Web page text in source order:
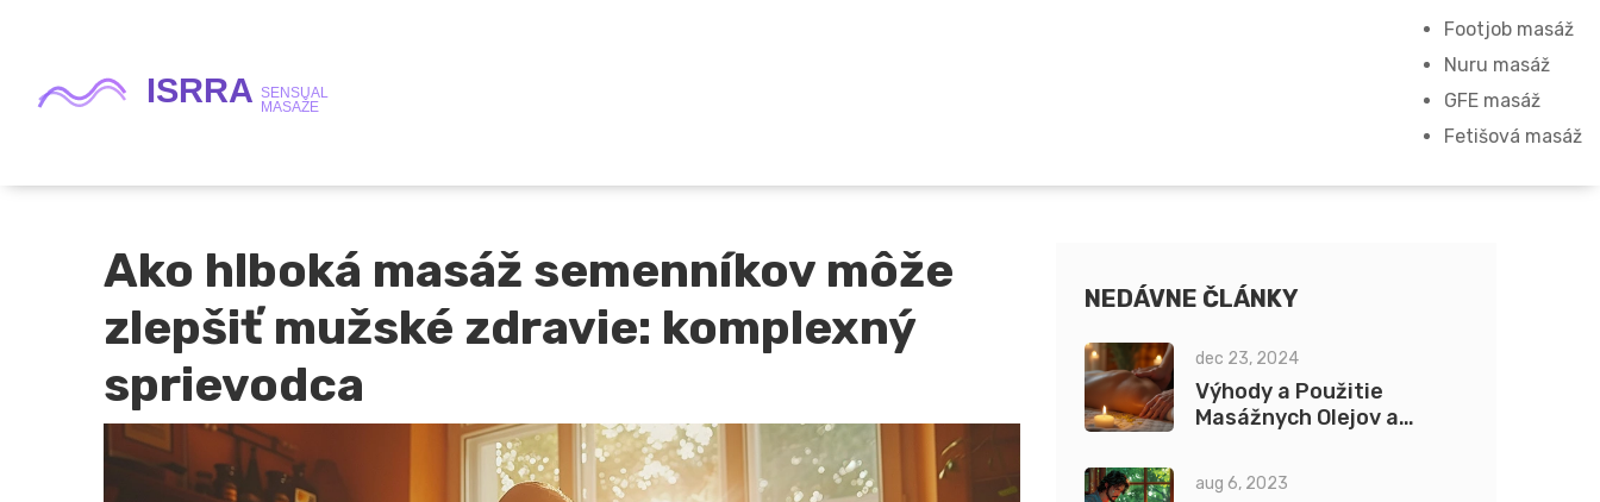
Footjob masáž
Nuru masáž
GFE masáž
Fetišová masáž
Ako hlboká masáž semenníkov môže
zlepšiť mužské zdravie: komplexný
sprievodca
NEDÁVNE ČLÁNKY
dec 23, 2024
Výhody a Použitie
Masážnych Olejov a
aug 6, 2023